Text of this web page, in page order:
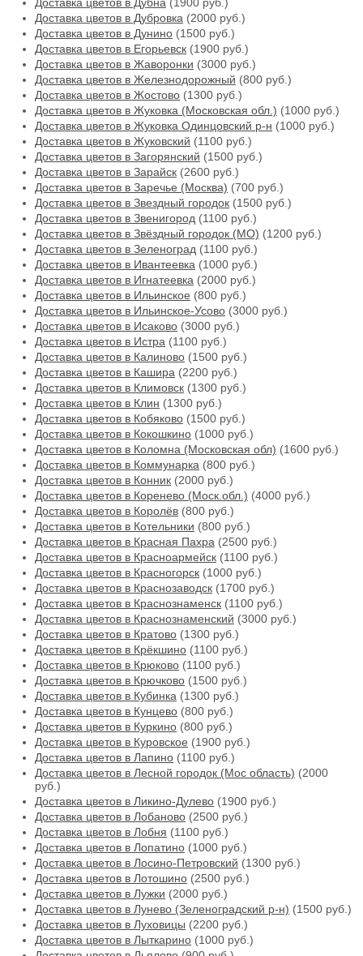
Доставка цветов в Дубровка (2000 руб.)
Доставка цветов в Дунино (1500 руб.)
Доставка цветов в Егорьевск (1900 руб.)
Доставка цветов в Жаворонки (3000 руб.)
Доставка цветов в Железнодорожный (800 руб.)
Доставка цветов в Жостово (1300 руб.)
Доставка цветов в Жуковка (Московская обл.) (1000 руб.)
Доставка цветов в Жуковка Одинцовский р-н (1000 руб.)
Доставка цветов в Жуковский (1100 руб.)
Доставка цветов в Загорянский (1500 руб.)
Доставка цветов в Зарайск (2600 руб.)
Доставка цветов в Заречье (Москва) (700 руб.)
Доставка цветов в Звездный городок (1500 руб.)
Доставка цветов в Звенигород (1100 руб.)
Доставка цветов в Звёздный городок (МО) (1200 руб.)
Доставка цветов в Зеленоград (1100 руб.)
Доставка цветов в Ивантеевка (1000 руб.)
Доставка цветов в Игнатеевка (2000 руб.)
Доставка цветов в Ильинское (800 руб.)
Доставка цветов в Ильинское-Усово (3000 руб.)
Доставка цветов в Исаково (3000 руб.)
Доставка цветов в Истра (1100 руб.)
Доставка цветов в Калиново (1500 руб.)
Доставка цветов в Кашира (2200 руб.)
Доставка цветов в Климовск (1300 руб.)
Доставка цветов в Клин (1300 руб.)
Доставка цветов в Кобяково (1500 руб.)
Доставка цветов в Кокошкино (1000 руб.)
Доставка цветов в Коломна (Московская обл) (1600 руб.)
Доставка цветов в Коммунарка (800 руб.)
Доставка цветов в Конник (2000 руб.)
Доставка цветов в Коренево (Моск.обл.) (4000 руб.)
Доставка цветов в Королёв (800 руб.)
Доставка цветов в Котельники (800 руб.)
Доставка цветов в Красная Пахра (2500 руб.)
Доставка цветов в Красноармейск (1100 руб.)
Доставка цветов в Красногорск (1000 руб.)
Доставка цветов в Краснозаводск (1700 руб.)
Доставка цветов в Краснознаменск (1100 руб.)
Доставка цветов в Краснознаменский (3000 руб.)
Доставка цветов в Кратово (1300 руб.)
Доставка цветов в Крёкшино (1100 руб.)
Доставка цветов в Крюково (1100 руб.)
Доставка цветов в Крючково (1500 руб.)
Доставка цветов в Кубинка (1300 руб.)
Доставка цветов в Кунцево (800 руб.)
Доставка цветов в Куркино (800 руб.)
Доставка цветов в Куровское (1900 руб.)
Доставка цветов в Лапино (1100 руб.)
Доставка цветов в Лесной городок (Мос область) (2000
руб.)
Доставка цветов в Ликино-Дулево (1900 руб.)
Доставка цветов в Лобаново (2500 руб.)
Доставка цветов в Лобня (1100 руб.)
Доставка цветов в Лопатино (1000 руб.)
Доставка цветов в Лосино-Петровский (1300 руб.)
Доставка цветов в Лотошино (2500 руб.)
Доставка цветов в Лужки (2000 руб.)
Доставка цветов в Лунево (Зеленоградский р-н) (1500 руб.)
Доставка цветов в Луховицы (2200 руб.)
Доставка цветов в Лыткарино (1000 руб.)